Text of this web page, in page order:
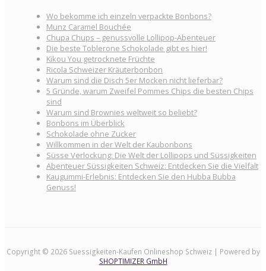
Wo bekomme ich einzeln verpackte Bonbons?
Munz Caramel Bouchée
Chupa Chups – genussvolle Lollipop-Abenteuer
Die beste Toblerone Schokolade gibt es hier!
Kikou You getrocknete Früchte
Ricola Schweizer Kräuterbonbon
Warum sind die Disch 5er Mocken nicht lieferbar?
5 Gründe, warum Zweifel Pommes Chips die besten Chips
sind
Warum sind Brownies weltweit so beliebt?
Bonbons im Überblick
Schokolade ohne Zucker
Willkommen in der Welt der Kaubonbons
Süsse Verlockung: Die Welt der Lollipops und Süssigkeiten
Abenteuer Süssigkeiten Schweiz: Entdecken Sie die Vielfalt
Kaugummi-Erlebnis: Entdecken Sie den Hubba Bubba
Genuss!
Copyright © 2026 Suessigkeiten-Kaufen Onlineshop Schweiz | Powered by
SHOPTIMIZER GmbH